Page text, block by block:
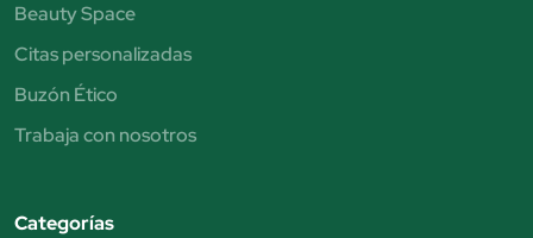
Beauty Space
Citas personalizadas
Buzón Ético
Trabaja con nosotros
Categorías